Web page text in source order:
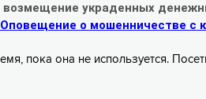
украденных
Оповещение о мошенничестве с
пока она не используется.